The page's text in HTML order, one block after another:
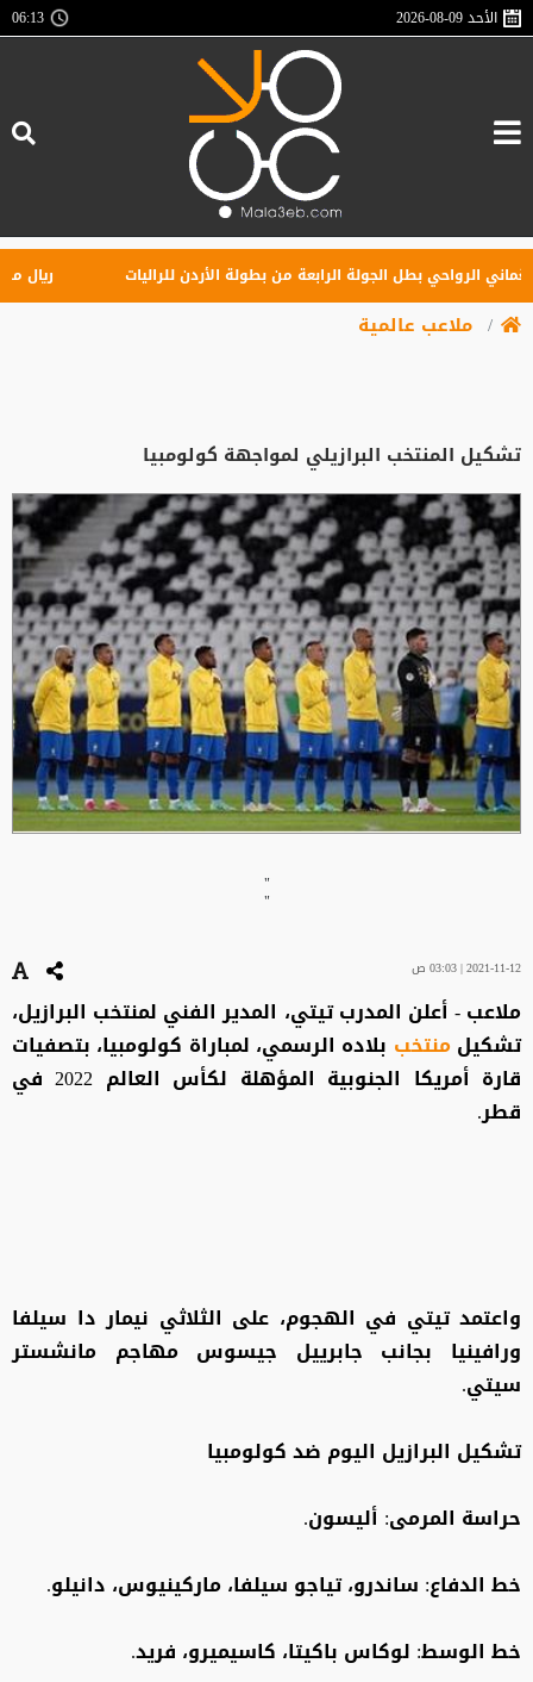
الأحد2026-08-09
06:13
الرواحي بطل الجولة الرابعة من بطولة الأردن للراليات ريال
ملاعب عالمية
تشكيل المنتخب البرازيلي لمواجهة كولومبيا
"
"
2021-11-12 | 03:03 ص
ملاعب - أعلن المدرب تيتي، المدير الفني لمنتخب البرازيل،
تشكيلمنتخب بلاده الرسمي، لمباراة كولومبيا، بتصفيات
قارة أمريكا الجنوبية المؤهلة لكأس العالم 2022 في
قطر.
واعتمد تيتي في الهجوم، على الثلاثي نيمار دا سيلفا
ورافينيا بجانب جابرييل جيسوس مهاجم مانشستر
سيتي.
تشكيل البرازيل اليوم ضد كولومبيا
حراسة المرمى: أليسون.
خط الدفاع: ساندرو، تياجو سيلفا، ماركينيوس، دانيلو.
خط الوسط: لوكاس باكيتا، كاسيميرو، فريد.